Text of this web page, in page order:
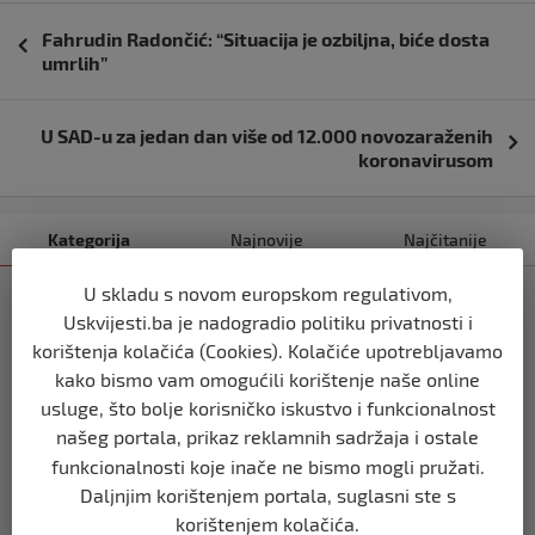
objava
Fahrudin Radončić: “Situacija je ozbiljna, biće dosta
umrlih”
U SAD-u za jedan dan više od 12.000 novozaraženih
koronavirusom
Kategorija Najnovije Najčitanije
BIH
Ravnopravnost da — politička
manipulacija ne
prije 2 mjeseca
BIH
Postoje razne špekulacije oko ukidanja
OHR-a – šta vi mislite?
prije 3 mjeseca
U skladu s novom europskom regulativom,
Uskvijesti.ba je nadogradio politiku privatnosti i
korištenja kolačića (Cookies). Kolačiće upotrebljavamo
kako bismo vam omogućili korištenje naše online
usluge, što bolje korisničko iskustvo i funkcionalnost
našeg portala, prikaz reklamnih sadržaja i ostale
funkcionalnosti koje inače ne bismo mogli pružati.
Daljnjim korištenjem portala, suglasni ste s
korištenjem kolačića.